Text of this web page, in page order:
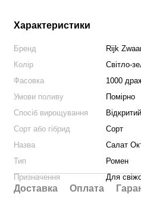
Характеристики
Бренд
Rijk
Колір
Світло-
Фасовка
1000
Умови поливу
Помірно
Спосіб вирощування
Сорт або гібрид
Сорт
Назва
Салат
Тип
Ромен
Призначення
Для
Доставка Оплата